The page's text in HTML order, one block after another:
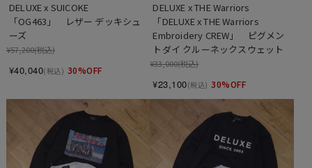
DELUXE x SUICOKE
「OG463」　レザー デッキシュ
ーズ
¥57,200(税込)
¥40,040(税込) 30%OFF
DELUXE x THE Warriors
「DELUXE x THE Warriors
Embroidery CREW」　ピグメン
トダイ クルーネックスウェット
¥33,000(税込)
¥23,100(税込) 30%OFF